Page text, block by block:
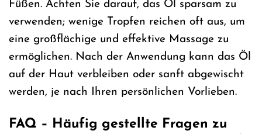
Füßen. Achten Sie darauf, das Öl sparsam zu
verwenden; wenige Tropfen reichen oft aus, um
eine großflächige und effektive Massage zu
ermöglichen. Nach der Anwendung kann das Öl
auf der Haut verbleiben oder sanft abgewischt
werden, je nach Ihren persönlichen Vorlieben.
FAQ – Häufig gestellte Fragen zu